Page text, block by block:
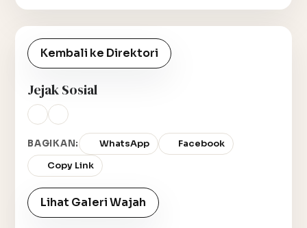
Kembali ke Direktori
Jejak Sosial
BAGIKAN: WhatsApp
Facebook
Copy Link
Lihat Galeri Wajah